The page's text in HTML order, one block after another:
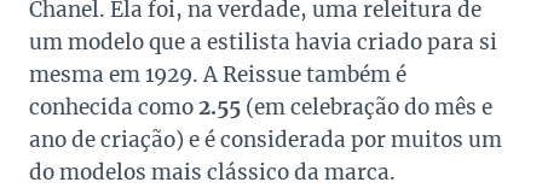
Chanel. Ela foi, na verdade, uma releitura de
um modelo que a estilista havia criado para si
mesma em 1929. A Reissue também é
conhecida como2.55 (em celebração do mês e
ano de criação) e é considerada por muitos um
do modelos mais clássico da marca.